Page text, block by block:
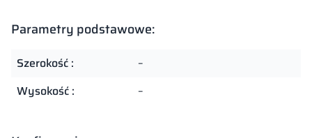
Parametry podstawowe:
Szerokość :
–
Wysokość :
–